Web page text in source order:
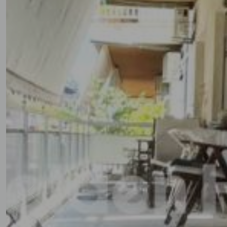
Previous